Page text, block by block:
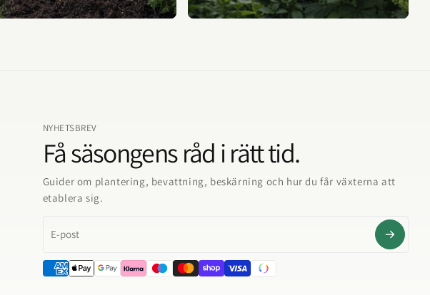
NYHETSBREV
Få säsongens råd i rätt tid.
Guider om plantering, bevattning, beskärning och hur du får växterna att
etablera sig.